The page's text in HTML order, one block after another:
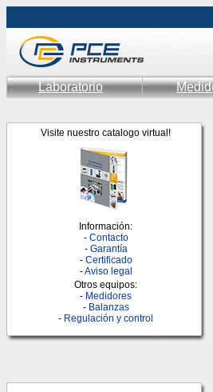
Laboratorio
Visite nuestro catalogo virtual!
Información:
- Contacto
- Garantía
- Certificado
-Aviso legal
Otros equipos:
- Medidores
- Balanzas
- Regulación y control